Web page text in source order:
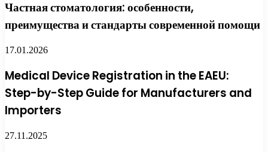
Частная стоматология: особенности,
преимущества и стандарты современной помощи
17.01.2026
Medical Device Registration in the EAEU:
Step-by-Step Guide for Manufacturers and
Importers
27.11.2025